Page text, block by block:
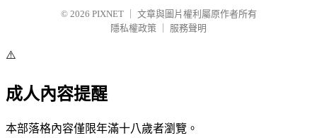
© 2026 PIXNET
文章與圖片權利屬原作者所有
隱私權政策
服務聲明
⚠️
成人內容提醒
本部落格內容僅限年滿十八歲者瀏覽。